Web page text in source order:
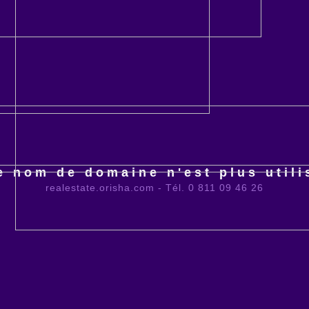
nom de domaine n'est plus
realestate.orisha.com - Tél. 0 811 09 46 26